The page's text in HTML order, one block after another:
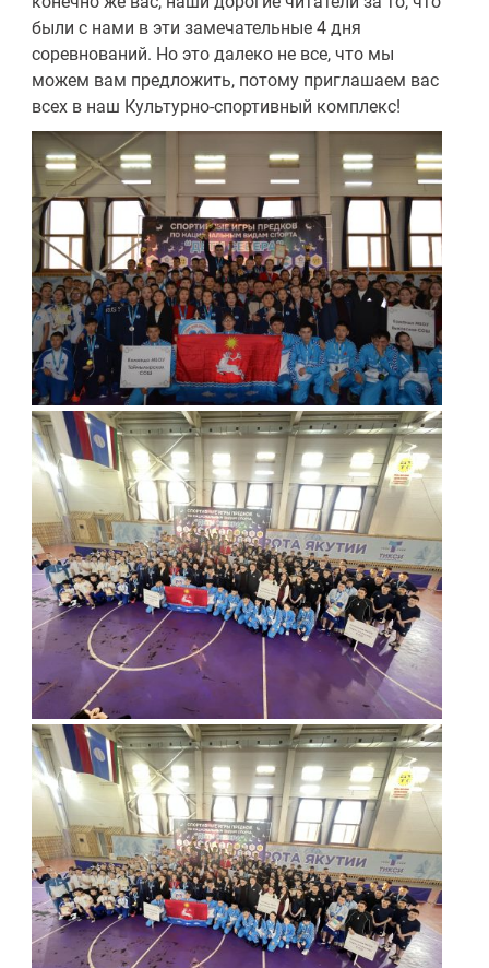
были с нами в эти замечательные 4 дня
соревнований. Но это далеко не все, что мы
можем вам предложить, потому приглашаем вас
всех в наш Культурно-спортивный комплекс!